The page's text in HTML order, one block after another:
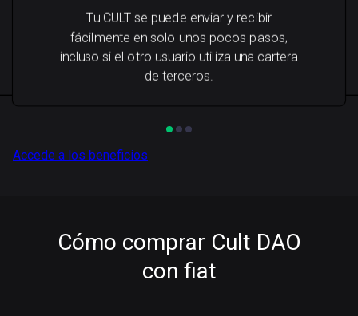
Tu CULT se puede enviar y recibir
fácilmente en solo unos pocos pasos,
incluso si el otro usuario utiliza una cartera
de terceros.
Accede a los beneficios
Cómo comprar Cult DAO
con fiat